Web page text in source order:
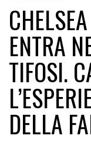
ENTRA
TIFOSI.
DELLA